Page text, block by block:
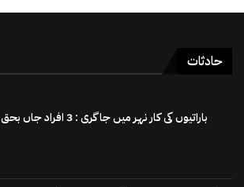
حادثات
باراتیوں کی کار نہر میں جاگری : 3 افراد جاں بحق